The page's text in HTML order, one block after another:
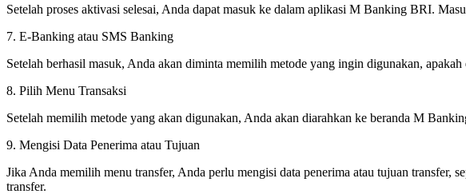
Setelah proses aktivasi selesai, Anda dapat masuk ke dalam aplikasi M Banking BRI.
7. E-Banking atau SMS Banking
Setelah berhasil masuk, Anda akan diminta memilih metode yang ingin digunakan,
8. Pilih Menu Transaksi
Setelah memilih metode yang akan digunakan, Anda akan diarahkan ke beranda M
9. Mengisi Data Penerima atau Tujuan
Jika Anda memilih menu transfer, Anda perlu mengisi data penerima atau tujuan transfer,
transfer.